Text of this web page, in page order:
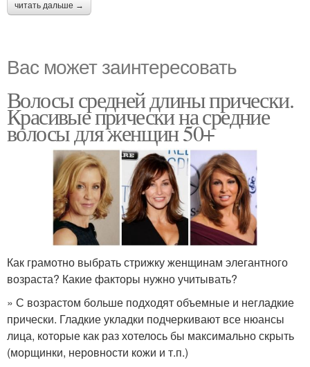
читать дальше →
Вас может заинтересовать
Волосы средней длины прически.
Красивые прически на средние
волосы для женщин 50+
Как грамотно выбрать стрижку женщинам элегантного
возраста? Какие факторы нужно учитывать?
» С возрастом больше подходят объемные и негладкие
прически. Гладкие укладки подчеркивают все нюансы
лица, которые как раз хотелось бы максимально скрыть
(морщинки, неровности кожи и т.п.)